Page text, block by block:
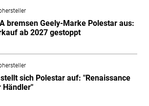
bremsen Geely-Marke Polestar aus:
ab 2027 gestoppt
sich Polestar auf: "Renaissance
Händler"